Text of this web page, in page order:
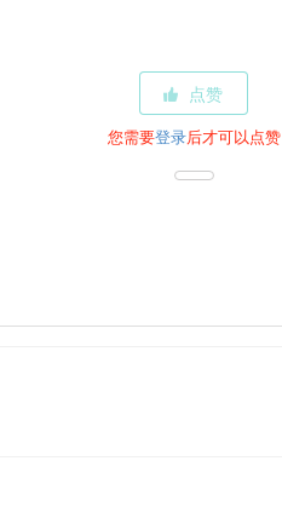
点赞
您需要登录后才可以点赞